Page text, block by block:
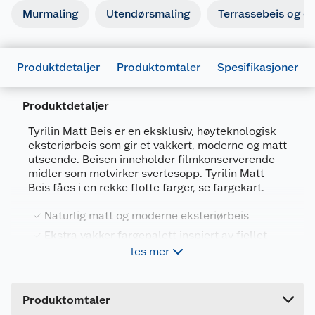
Murmaling Utendørsmaling Terrassebeis og
Produktdetaljer Produktomtaler Spesifikasjoner
Produktdetaljer
Tyrilin Matt Beis er en eksklusiv, høyteknologisk
eksteriørbeis som gir et vakkert, moderne og matt
utseende. Beisen inneholder filmkonserverende
midler som motvirker svertesopp. Tyrilin Matt
Beis fåes i en rekke flotte farger, se fargekart.
Naturlig matt og moderne eksteriørbeis
Ekstra vakker fargepalett inspiert av fjellet
Enkel påføring for vakkert resultat
les mer
Produktomtaler
Generelt
Artikkelnummer
7031157809263
Leverandørens artikkelnummer
65GMCNEQA
Størrelse
LengdeSkadelig, med langtidsvirkning, for liv i